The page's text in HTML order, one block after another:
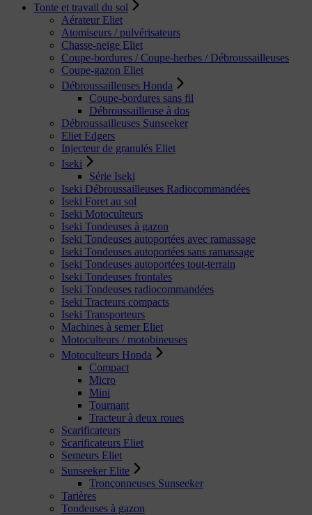
Tonte et travail du sol
Aérateur Eliet
Atomiseurs / pulvérisateurs
Chasse-neige Eliet
Coupe-bordures / Coupe-herbes / Débroussailleuses
Coupe-gazon Eliet
Débroussailleuses Honda
Coupe-bordures sans fil
Débroussailleuse à dos
Débroussailleuses Sunseeker
Eliet Edgers
Injecteur de granulés Eliet
Iseki
Série Iseki
Iseki Débroussailleuses Radiocommandées
Iseki Foret au sol
Iseki Motoculteurs
Iseki Tondeuses à gazon
Iseki Tondeuses autoportées avec ramassage
Iseki Tondeuses autoportées sans ramassage
Iseki Tondeuses autoportées tout-terrain
Iseki Tondeuses frontales
Iseki Tondeuses radiocommandées
Iseki Tracteurs compacts
Iseki Transporteurs
Machines à semer Eliet
Motoculteurs / motobineuses
Motoculteurs Honda
Compact
Micro
Mini
Tournant
Tracteur à deux roues
Scarificateurs
Scarificateurs Eliet
Semeurs Eliet
Sunseeker Elite
Tronçonneuses Sunseeker
Tarières
Tondeuses à gazon